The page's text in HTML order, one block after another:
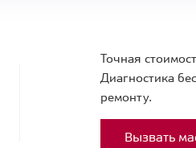
Точная
Диагностика
ремонту.
Вызвать